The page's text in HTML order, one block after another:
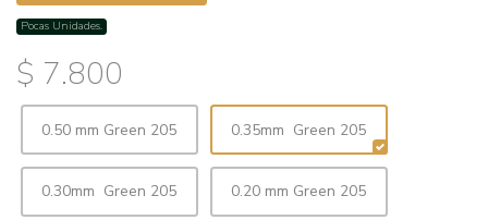
Pocas Unidades.
$ 7.800
0.50 mm Green 205 0.35mm Green 205
0.30mm Green 205 0.20 mm Green 205